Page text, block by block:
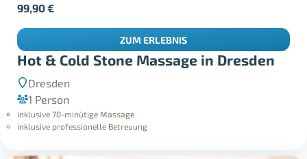
Hot & Cold Stone Massage in Dresden
Dresden
1 Person
inklusive 70-minütige Massage
inklusive professionelle Betreuung
99,90€
ZUM ERLEBNIS